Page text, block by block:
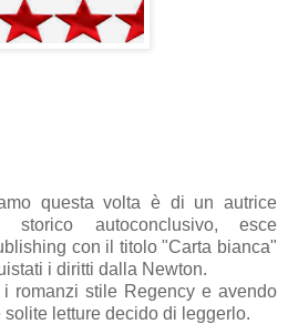
questa volta è di un autrice
autoconclusivo, esce
con il titolo "Carta bianca"
i diritti dalla Newton.
romanzi stile Regency e avendo
letture decido di leggerlo.